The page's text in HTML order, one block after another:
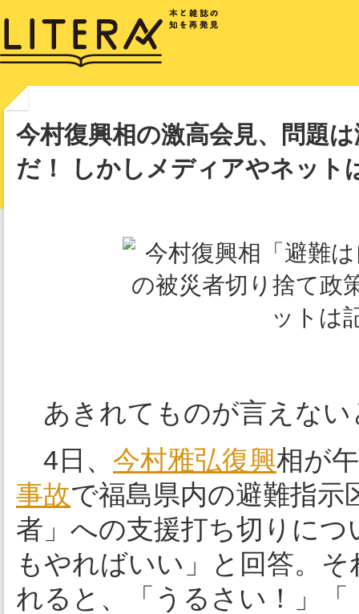
今村復興相の激高会見、問題
だ！ しかしメディアやネット
あきれてものが言えない
4日、 今村雅弘復興相が
事故で福島県内の避難指示
者」への支援打ち切りに
もやればいい」と回答。
れると、「うるさい！」